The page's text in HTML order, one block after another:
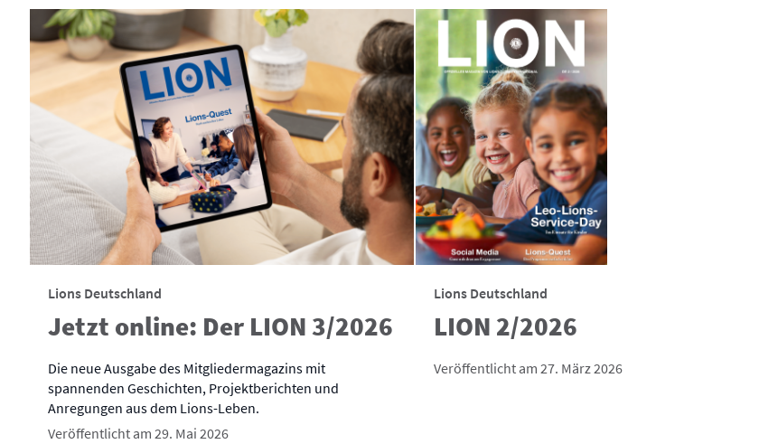
Lions Deutschland
Jetzt online: Der LION 3/2026
Die neue Ausgabe des Mitgliedermagazins mit
spannenden Geschichten, Projektberichten und
Anregungen aus dem Lions-Leben.
Veröffentlicht am 29. Mai 2026
Lions Deutschland
LION 2/2026
Veröffentlicht am 27. März 2026